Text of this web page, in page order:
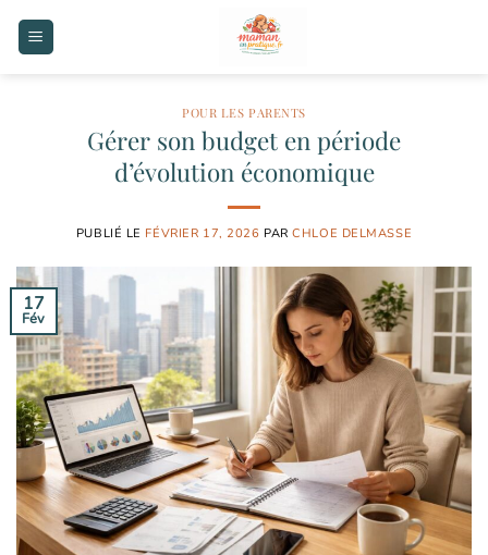
POUR LES PARENTS
Gérer son budget en période
d’évolution économique
PUBLIÉ LE FÉVRIER 17, 2026 PARCHLOE DELMASSE
17
Fév